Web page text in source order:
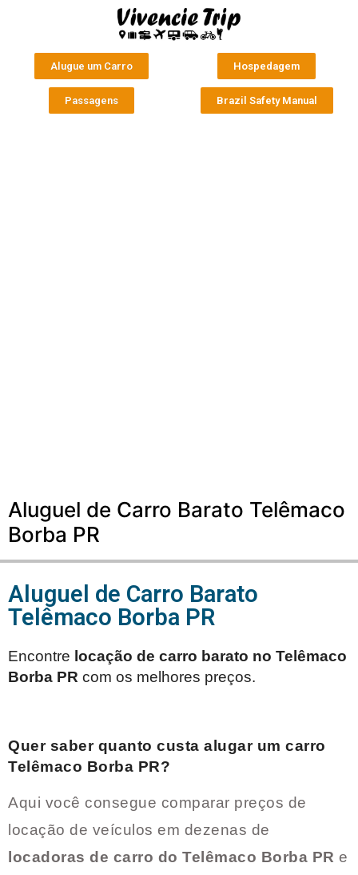
Alugue um Carro Hospedagem
Passagens Brazil Safety Manual
Aluguel de Carro Barato Telêmaco
Borba PR
Aluguel de Carro Barato
Telêmaco Borba PR
Encontre locação de carro barato no Telêmaco
Borba PR com os melhores preços.
Quer saber quanto custa alugar um carro
Telêmaco Borba PR?
Aqui você consegue comparar preços de
locação de veículos em dezenas de
locadoras de carro do Telêmaco Borba PR e